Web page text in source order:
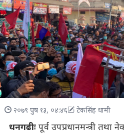
२०७९ पुष १३, ०४:४६ टेकसिंह धामी
धनगढीः पूर्व उपप्रधानमन्त्री तथा